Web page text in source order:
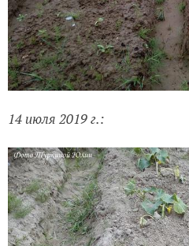
14 июля 2019 г.: